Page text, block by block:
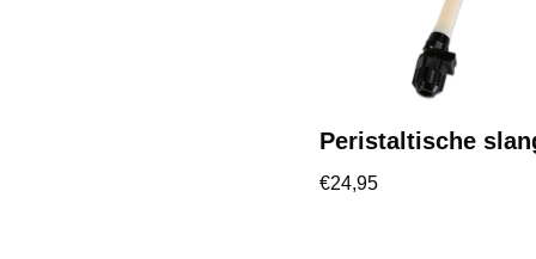
Peristaltische
€24,95